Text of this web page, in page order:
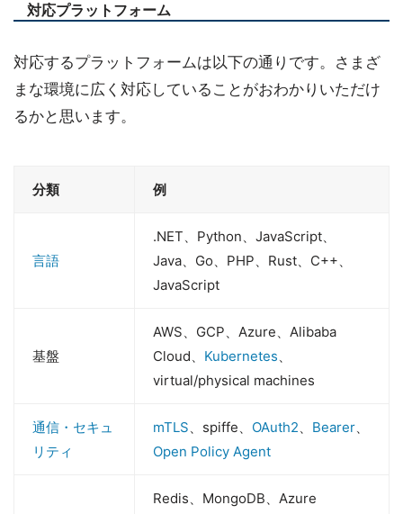
対応プラットフォーム
対応するプラットフォームは以下の通りです。さまざ
まな環境に広く対応していることがおわかりいただけ
るかと思います。
分類 例
言語
.NET、Python、JavaScript、
Java、Go、PHP、Rust、C++、
JavaScript
基盤
AWS、GCP、Azure、Alibaba
Cloud、 Kubernetes、
virtual/physical machines
通信・セキュ
リティ
mTLS、spiffe、 OAuth2、 Bearer、
Open Policy Agent
Redis、MongoDB、Azure